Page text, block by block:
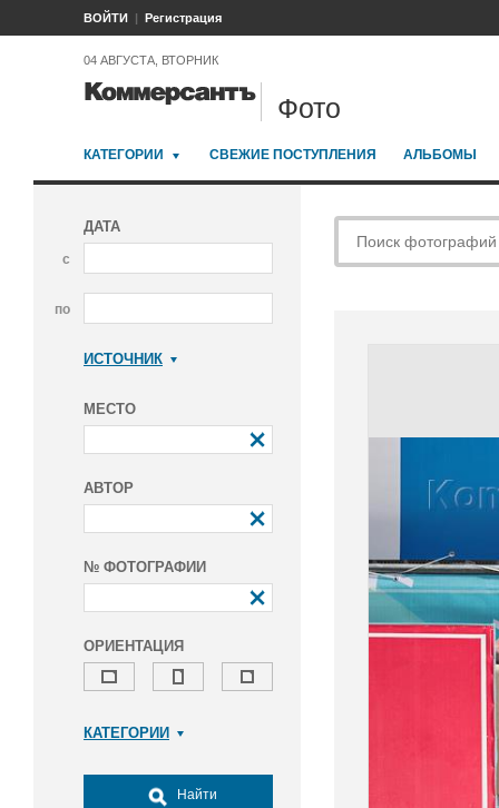
ВОЙТИ Регистрация
04 АВГУСТА, ВТОРНИК
Фото
КАТЕГОРИИ СВЕЖИЕ ПОСТУПЛЕНИЯ АЛЬБОМЫ
ДАТА
с
по
ИСТОЧНИК
МЕСТО
АВТОР
№ ФОТОГРАФИИ
ОРИЕНТАЦИЯ
КАТЕГОРИИ
Досуг, туризм и отдых
Найти